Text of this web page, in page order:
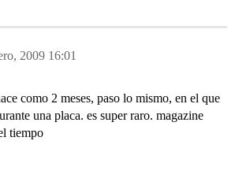
2009 16:01
como 2 meses, paso lo mismo, en el que
una placa. es super raro. magazine
tiempo